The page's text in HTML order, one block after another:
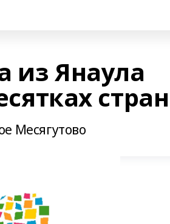
из Янаула
стран
Месягутово